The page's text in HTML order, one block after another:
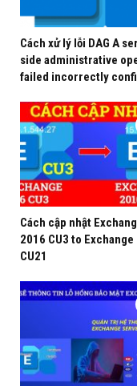
Cách xử lý lỗi DAG A
side administrative
failed incorrectly
Cách cập nhật
2016 CU3 to Exchange
CU21